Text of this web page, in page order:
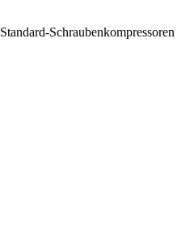
Schraubenkompressoren